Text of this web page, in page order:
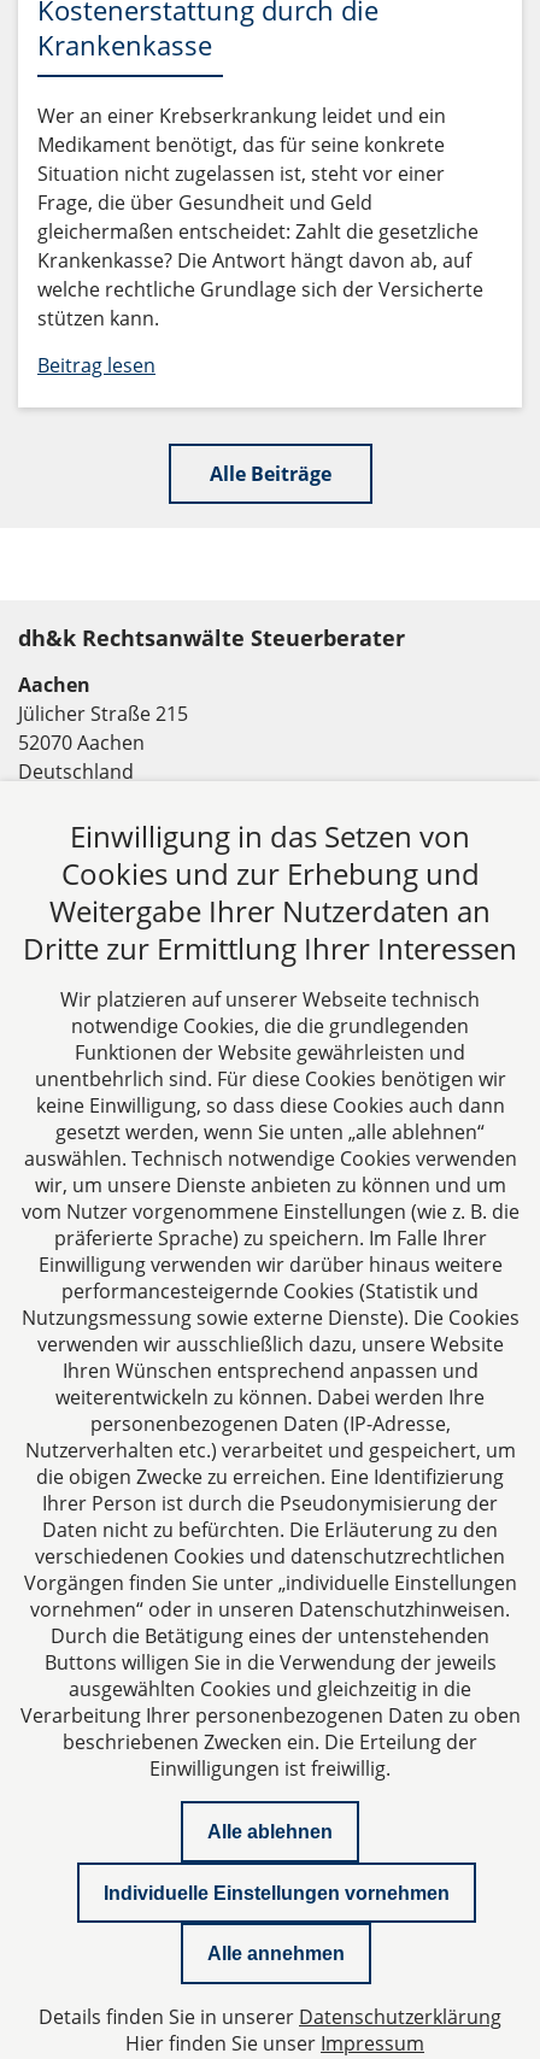
Kostenerstattung durch die
Krankenkasse
Wer an einer Krebserkrankung leidet und ein
Medikament benötigt, das für seine konkrete
Situation nicht zugelassen ist, steht vor einer
Frage, die über Gesundheit und Geld
gleichermaßen entscheidet: Zahlt die gesetzliche
Krankenkasse? Die Antwort hängt davon ab, auf
welche rechtliche Grundlage sich der Versicherte
stützen kann.
Beitrag lesen
Alle Beiträge
dh&k Rechtsanwälte Steuerberater
Aachen
Jülicher Straße 215
52070 Aachen
Deutschland
Fax: +49 241 94621-111
E-Mail:
kanzlei@dhk-law.com
Über uns
DH&K ist Ihre erfahrene Wirtschaftskanzlei aus
Aachen. Wir denken unternehmerisch und
verstehen uns als Full-Service-Dienstleister. Rechts-
und Steuerberatung auf höchstem Niveau in einer
persönlichen Beratungs- und Arbeitsatmosphäre
sind die Zielsetzungen unserer täglichen Arbeit.
Folgen Sie uns auf
Das europäische Kanzlei-Netzwerk
Impressum
Datenschutzerklärung
Newsletter
Datenschutzeinstellungen
Einwilligung in das Setzen von
Cookies und zur Erhebung und
Weitergabe Ihrer Nutzerdaten an
Dritte zur Ermittlung Ihrer Interessen
Wir platzieren auf unserer Webseite technisch
notwendige Cookies, die die grundlegenden
Funktionen der Website gewährleisten und
unentbehrlich sind. Für diese Cookies benötigen wir
keine Einwilligung, so dass diese Cookies auch dann
gesetzt werden, wenn Sie unten „alle ablehnen“
auswählen. Technisch notwendige Cookies verwenden
wir, um unsere Dienste anbieten zu können und um
vom Nutzer vorgenommene Einstellungen (wie z. B. die
präferierte Sprache) zu speichern. Im Falle Ihrer
Einwilligung verwenden wir darüber hinaus weitere
performancesteigernde Cookies (Statistik und
Nutzungsmessung sowie externe Dienste). Die Cookies
verwenden wir ausschließlich dazu, unsere Website
Ihren Wünschen entsprechend anpassen und
weiterentwickeln zu können. Dabei werden Ihre
personenbezogenen Daten (IP-Adresse,
Nutzerverhalten etc.) verarbeitet und gespeichert, um
die obigen Zwecke zu erreichen. Eine Identifizierung
Ihrer Person ist durch die Pseudonymisierung der
Daten nicht zu befürchten. Die Erläuterung zu den
verschiedenen Cookies und datenschutzrechtlichen
Vorgängen finden Sie unter „individuelle Einstellungen
vornehmen“ oder in unseren Datenschutzhinweisen.
Durch die Betätigung eines der untenstehenden
Buttons willigen Sie in die Verwendung der jeweils
ausgewählten Cookies und gleichzeitig in die
Verarbeitung Ihrer personenbezogenen Daten zu oben
beschriebenen Zwecken ein. Die Erteilung der
Einwilligungen ist freiwillig.
Alle ablehnen
Individuelle Einstellungen vornehmen
Alle annehmen
Details finden Sie in unserer Datenschutzerklärung
Hier finden Sie unser Impressum